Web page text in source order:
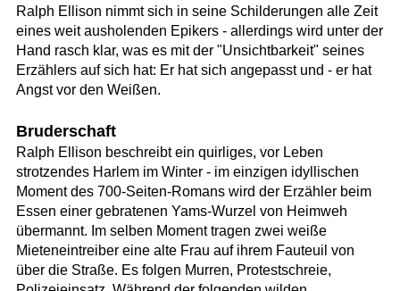
Ralph Ellison nimmt sich in seine Schilderungen alle Zeit
eines weit ausholenden Epikers - allerdings wird unter der
Hand rasch klar, was es mit der "Unsichtbarkeit" seines
Erzählers auf sich hat: Er hat sich angepasst und - er hat
Angst vor den Weißen.
Bruderschaft
Ralph Ellison beschreibt ein quirliges, vor Leben
strotzendes Harlem im Winter - im einzigen idyllischen
Moment des 700-Seiten-Romans wird der Erzähler beim
Essen einer gebratenen Yams-Wurzel von Heimweh
übermannt. Im selben Moment tragen zwei weiße
Mieteneintreiber eine alte Frau auf ihrem Fauteuil von
über die Straße. Es folgen Murren, Protestschreie,